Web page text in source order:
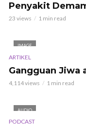
Penyakit
23 views 1 min read
IMAGE
ARTIKEL
Gangguan Jiwa
4,114 views 1 min read
AUDIO
PODCAST